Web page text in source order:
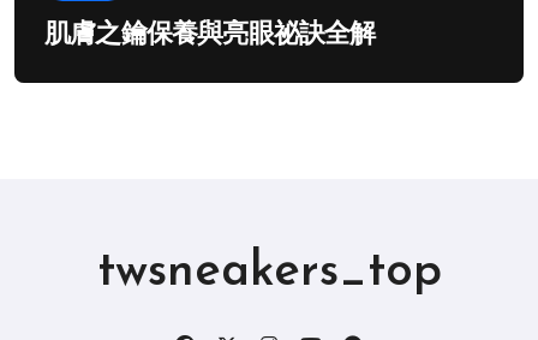
肌膚之鑰保養與亮眼祕訣全解
twsneakers_top